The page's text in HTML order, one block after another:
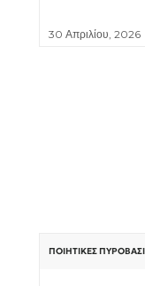
30 Απριλίου, 2026
ΠΟΙΗΤΙΚΈΣ